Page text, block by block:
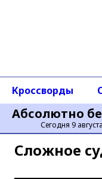
Абсолютно
Сегодня 9
Кроссворды
Сложное